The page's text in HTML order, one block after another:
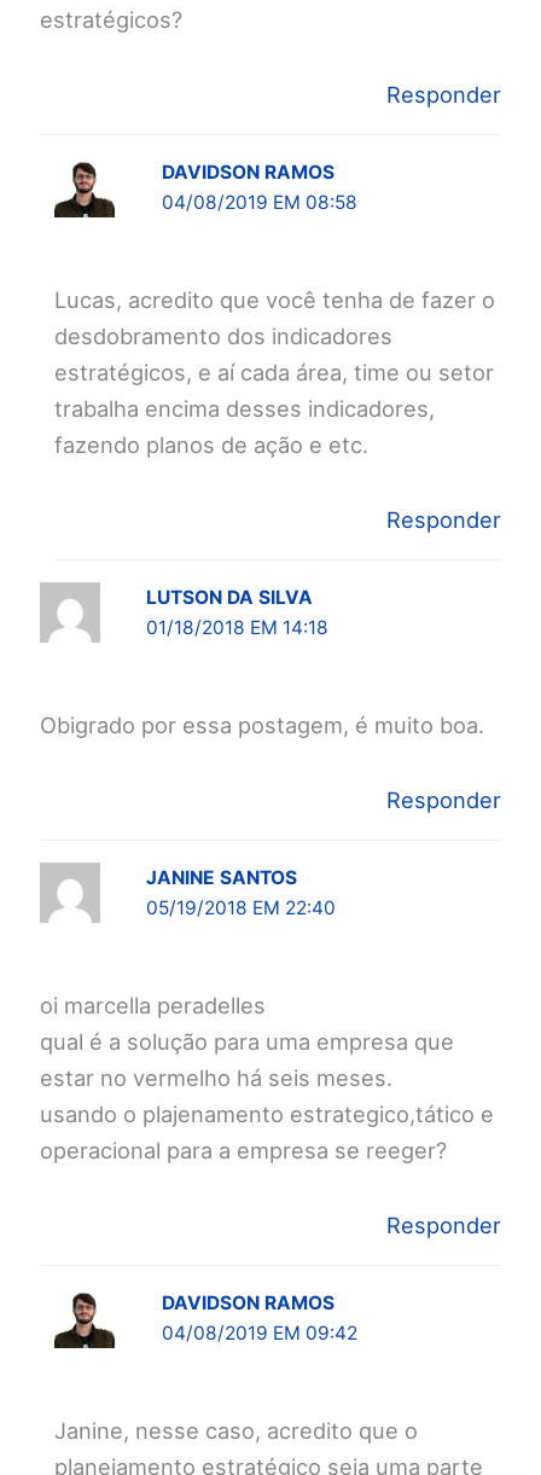
estratégicos?
Responder
DAVIDSON RAMOS
04/08/2019 EM 08:58
Lucas, acredito que você tenha de fazer o
desdobramento dos indicadores
estratégicos, e aí cada área, time ou setor
trabalha encima desses indicadores,
fazendo planos de ação e etc.
Responder
LUTSON DA SILVA
01/18/2018 EM 14:18
Obigrado por essa postagem, é muito boa.
Responder
JANINE SANTOS
05/19/2018 EM 22:40
oi marcella peradelles
qual é a solução para uma empresa que
estar no vermelho há seis meses.
usando o plajenamento estrategico,tático e
operacional para a empresa se reeger?
Responder
DAVIDSON RAMOS
04/08/2019 EM 09:42
Janine, nesse caso, acredito que o
planejamento estratégico seja uma parte